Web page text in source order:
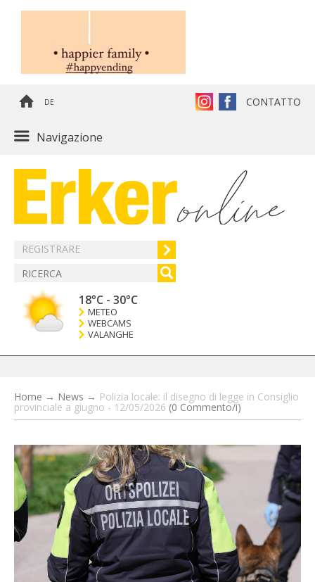
DE CONTATTO
Navigazione
REGISTRARE
18°C - 30°C
METEO
WEBCAMS
VALANGHE
Home → News → Polizia locale: il disegno di legge in Consiglio
provinciale a giugno - 12/05/2026 (0 Commento/i)